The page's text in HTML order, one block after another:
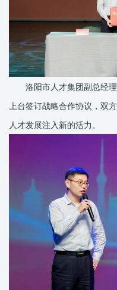
洛阳市人才集团副总经理
上台签订战略合作协议，双
人才发展注入新的活力。